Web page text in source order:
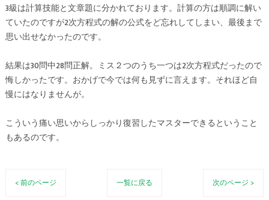
3級は計算技能と文章題に分かれております。計算の方は順調に解い
ていたのですが2次方程式の解の公式をど忘れしてしまい、最後まで
思い出せなかったのです。
結果は30問中28問正解。ミス２つのうち一つは2次方程式だったので
悔しかったです。おかげで今では何も見ずに言えます。それほど自
慢にはなりませんが。
こういう痛い思いからしっかり復習したマスターできるということ
もあるのです。
< 前のページ 一覧に戻る 次のページ >